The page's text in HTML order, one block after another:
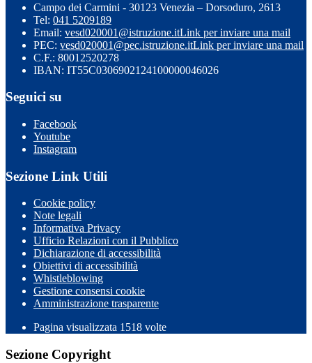
Campo dei Carmini - 30123 Venezia – Dorsoduro, 2613
Tel: 041 5209189
Email: vesd020001@istruzione.itLink per inviare una mail
PEC: vesd020001@pec.istruzione.itLink per inviare una mail
C.F.: 80012520278
IBAN: IT55C0306902124100000046026
Seguici su
Facebook
Youtube
Instagram
Sezione Link Utili
Cookie policy
Note legali
Informativa Privacy
Ufficio Relazioni con il Pubblico
Dichiarazione di accessibilità
Obiettivi di accessibilità
Whistleblowing
Gestione consensi cookie
Amministrazione trasparente
Pagina visualizzata 1518 volte
Sezione Copyright